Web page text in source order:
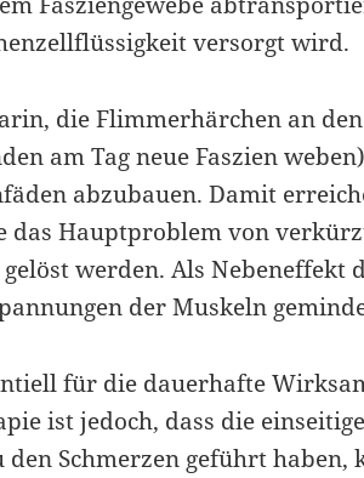
versorgt wird.
die Flimmerhärchen an den
am Tag neue Faszien
abzubauen. Damit
das Hauptproblem von
werden. Als Nebeneffekt
der Muskeln
für die dauerhafte
ist jedoch, dass die
den Schmerzen geführt haben,